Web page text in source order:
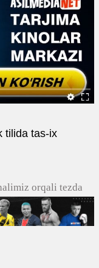
tilida tas-ix
orqali tezda
0